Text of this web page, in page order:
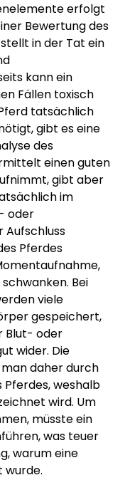
erfolgt
Bewertung des
in der Tat ein
kann ein
Fällen toxisch
tatsächlich
gibt es eine
des
einen guten
gibt aber
im
oder
Aufschluss
Pferdes
Bei
viele
gespeichert,
Blut- oder
wider. Die
daher durch
Pferdes, weshalb
wird. Um
müsste ein
was teuer
warum eine
wurde.